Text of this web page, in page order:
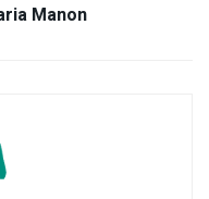
Manon